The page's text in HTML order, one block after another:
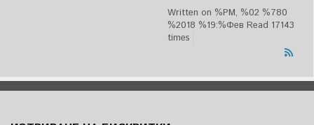
Written on %PM, %02 %780
%2018 %19:%Фев Read 17143
times